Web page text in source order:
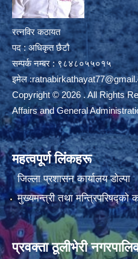
रत्नविर कठायत
पद : अधिकृत छैटौ
सम्पर्क नम्बर : ९८४८०५५०१५
इमेल :
Copyright © 2026 . All Rights
Affairs and General
महत्वपूर्ण लिंकहरू
जिल्ला प्रशासन कार्यालय डाेल्पा
मुख्यमन्त्री तथा मन्त्रिपरिषद्को
प्रवक्ता ठूलीभेरी